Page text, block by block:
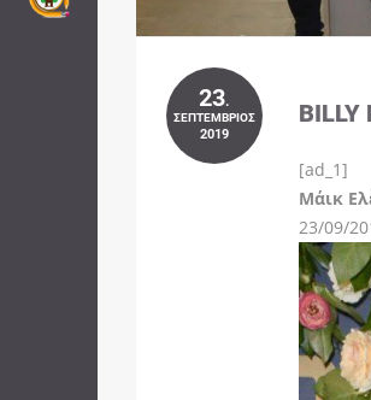
23.
ΣΕΠΤΈΜΒΡΙΟΣ
2019
[ad_1]
Μάικ
23/09/